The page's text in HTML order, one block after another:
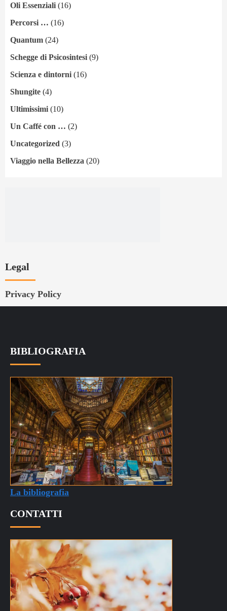
Oli Essenziali (16)
Percorsi … (16)
Quantum (24)
Schegge di Psicosintesi (9)
Scienza e dintorni (16)
Shungite (4)
Ultimissimi (10)
Un Caffé con … (2)
Uncategorized (3)
Viaggio nella Bellezza (20)
Legal
Privacy Policy
BIBLIOGRAFIA
La bibliografia
CONTATTI